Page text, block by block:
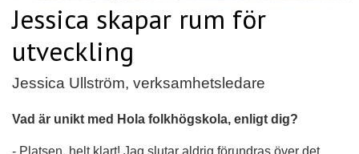
Jessica skapar rum för
utveckling
Jessica Ullström, verksamhetsledare
Vad är unikt med Hola folkhögskola, enligt dig?